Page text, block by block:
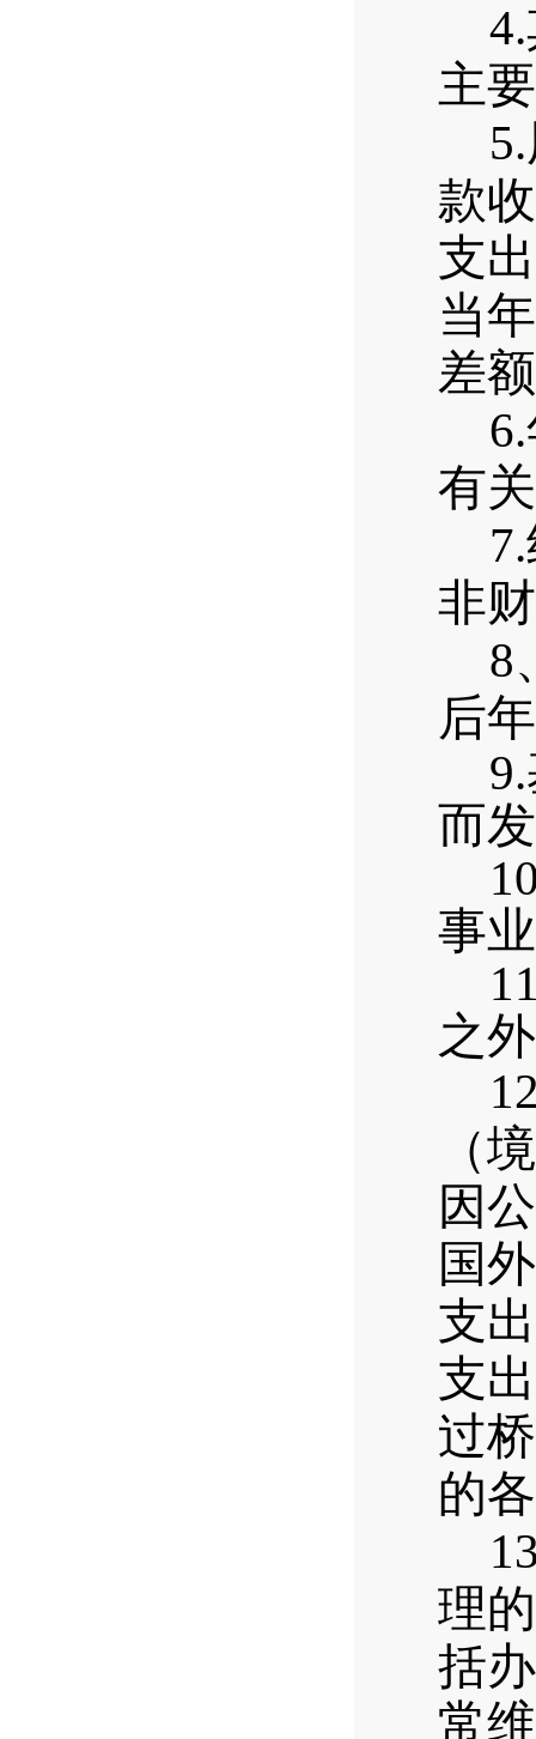
4.
主
5.
款
支
当
差
6.
有
7.
非
8
后
9.
而
事
之
（
因
国
支
支
过
的
理
括
常